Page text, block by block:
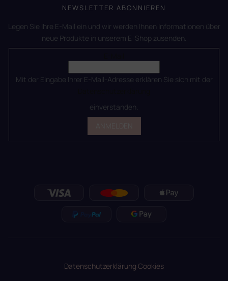
NEWSLETTER ABONNIEREN
Legen Sie Ihre E-Mail ein und wir werden Ihnen Informationen über
neue Produkte in unserem E-Shop zusenden.
Mit der Eingabe Ihrer E-Mail-Adresse erklären Sie sich mit der
einverstanden.
DatenschutzerklärungCookies